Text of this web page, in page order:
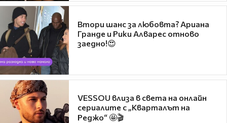
Втори шанс за любовта? Ариана
Гранде и Рики Алварес отново
заедно!😍
VESSOU влиза в света на онлайн
сериалите с „Кварталът на
Реджо“ 🤩🎬